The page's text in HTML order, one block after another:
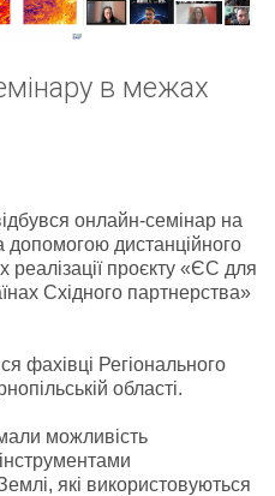
в межах
онлайн-семінар на
допомогою дистанційного
проєкту «ЄС для
Східного партнерства»
фахівці Регіонального
області.
можливість
які використовуються